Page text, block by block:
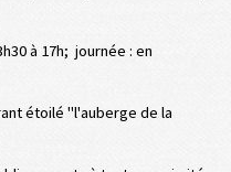
à 17h; journée : en
étoilé "l'auberge de la